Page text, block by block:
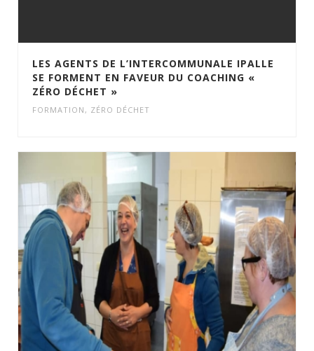
LES AGENTS DE L’INTERCOMMUNALE IPALLE
SE FORMENT EN FAVEUR DU COACHING «
ZÉRO DÉCHET »
FORMATION , ZÉRO DÉCHET